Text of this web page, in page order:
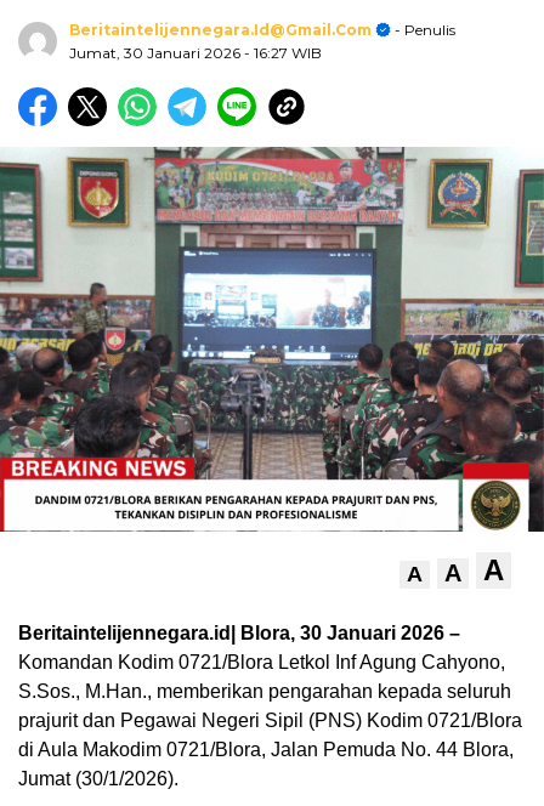
Beritaintelijennegara.id@gmail.com
- Penulis
Jumat, 30 Januari 2026 - 16:27 WIB
A A A
Beritaintelijennegara.id| Blora, 30 Januari 2026 –
Komandan Kodim 0721/Blora Letkol Inf Agung Cahyono,
S.Sos., M.Han., memberikan pengarahan kepada seluruh
prajurit dan Pegawai Negeri Sipil (PNS) Kodim 0721/Blora
di Aula Makodim 0721/Blora, Jalan Pemuda No. 44 Blora,
Jumat (30/1/2026).